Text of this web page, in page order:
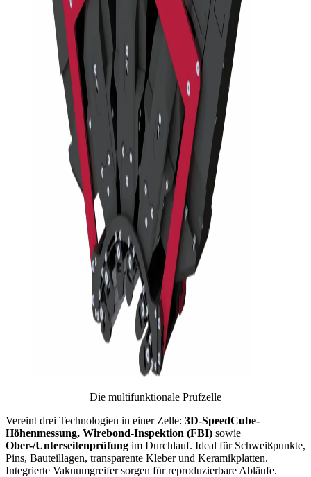
Die multifunktionale Prüfzelle
Vereint drei Technologien in einer Zelle: 3D-SpeedCube-
Höhenmessung, Wirebond-Inspektion (FBI) sowie
Ober-/Unterseitenprüfung im Durchlauf. Ideal für Schweißpunkte,
Pins, Bauteillagen, transparente Kleber und Keramikplatten.
Integrierte Vakuumgreifer sorgen für reproduzierbare Abläufe.